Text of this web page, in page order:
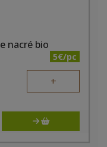
nacré bio
5€/pc
+